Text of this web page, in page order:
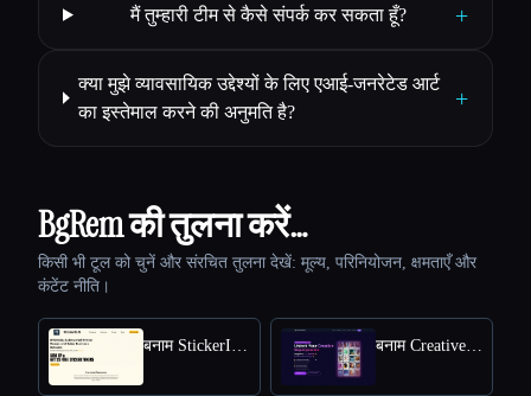
मैं तुम्हारी टीम से कैसे संपर्क कर सकता हूँ? +
क्या मुझे व्यावसायिक उद्देश्यों के लिए एआई-जनरेटेड आर्ट
का इस्तेमाल करने की अनुमति है?
+
BgRem की तुलना करें…
किसी भी टूल को चुनें और संरचित तुलना देखें: मूल्य, परिनियोजन, क्षमताएँ और
कंटेंट नीति।